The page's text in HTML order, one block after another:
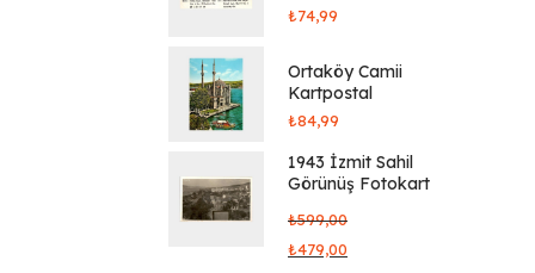
₺74,99
Ortaköy Camii
Kartpostal
₺84,99
1943 İzmit Sahil
Görünüş Fotokart
₺599,00
₺479,00